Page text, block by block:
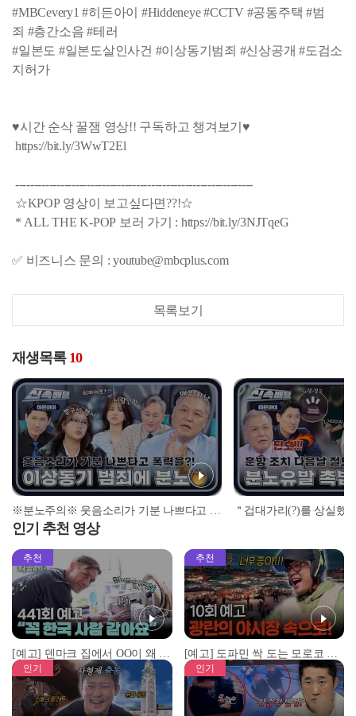
#MBCevery1 #히든아이 #Hiddeneye #CCTV #공동주택 #범
죄 #층간소음 #테러
#일본도 #일본도살인사건 #이상동기범죄 #신상공개 #도검소
지허가
♥시간 순삭 꿀잼 영상!! 구독하고 챙겨보기♥
https://bit.ly/3WwT2El
---------------------------------------------------------------
☆KPOP 영상이 보고싶다면??!☆
* ALL THE K-POP 보러 가기 : https://bit.ly/3NJTqeG
✅ 비즈니스 문의 : youtube@mbcplus.com
목록보기
재생목록 10
※분노주의※ 웃음소리가 기분 나쁘다고 폭행을 한다고😡?! 이상동기 범죄에 제대로 뿔난 3COPS🔥 l #히든아이신속배달 l #히든아이 l #MBCevery1 l EP.01
인기 추천 영상
추천
[예고] 덴마크 집에서 OO이 왜 나와...? 이상할 정도로 한국을 사랑하는 우리 형을 제보합니다!
추천
[예고] 도파민 싹 도는 모로코 야시장 투어!
인기 인기